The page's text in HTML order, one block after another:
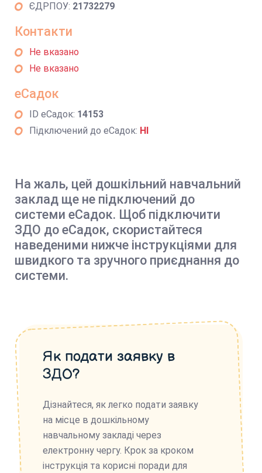
ЄДРПОУ: 21732279
Контакти
Не вказано
Не вказано
еСадок
ID еСадок: 14153
Підключений до еСадок: НІ
На жаль, цей дошкільний навчальний
заклад ще не підключений до
системи еСадок. Щоб підключити
ЗДО до еСадок, скористайтеся
наведеними нижче інструкціями для
швидкого та зручного приєднання до
системи.
Як подати заявку в
ЗДО?
Дізнайтеся, як легко подати заявку
на місце в дошкільному
навчальному закладі через
електронну чергу. Крок за кроком
інструкція та корисні поради для